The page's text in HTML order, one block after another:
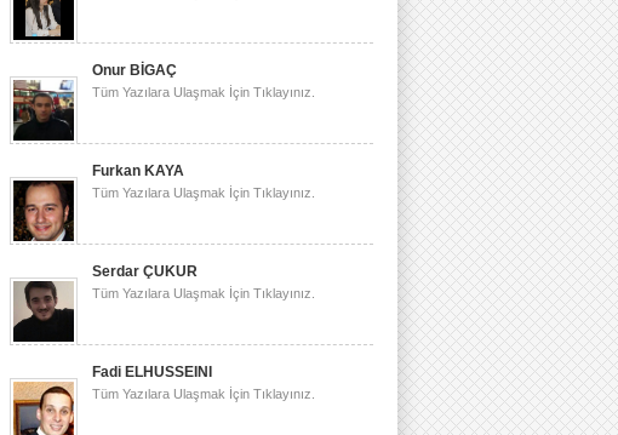
Onur BİGAÇ
Tüm Yazılara Ulaşmak İçin Tıklayınız.
Furkan KAYA
Tüm Yazılara Ulaşmak İçin Tıklayınız.
Serdar ÇUKUR
Tüm Yazılara Ulaşmak İçin Tıklayınız.
Fadi ELHUSSEINI
Tüm Yazılara Ulaşmak İçin Tıklayınız.